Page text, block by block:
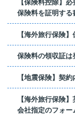
【保険料控除】
保険料を証明する
【海外旅行保険
保険料の領収証は
【地震保険】契
【海外旅行保険
会社指定のフォー